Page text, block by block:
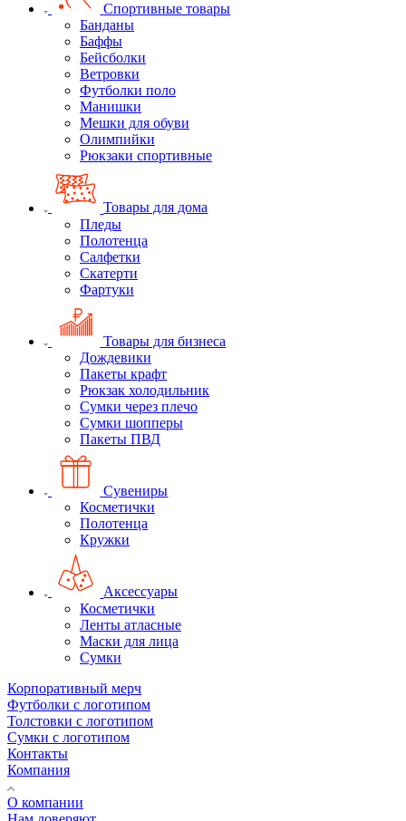
Спортивные товары
Банданы
Баффы
Бейсболки
Ветровки
Футболки поло
Манишки
Мешки для обуви
Олимпийки
Рюкзаки спортивные
Товары для дома
Пледы
Полотенца
Салфетки
Скатерти
Фартуки
Товары для бизнеса
Дождевики
Пакеты крафт
Рюкзак холодильник
Сумки через плечо
Сумки шопперы
Пакеты ПВД
Сувениры
Косметички
Полотенца
Кружки
Аксессуары
Косметички
Ленты атласные
Маски для лица
Сумки
Корпоративный мерч
Футболки с логотипом
Толстовки с логотипом
Сумки с логотипом
Контакты
Компания
О компании